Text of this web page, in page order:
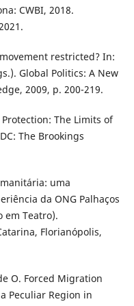
CWBI, 2018.
movement restricted? In:
Global Politics: A New
2009, p. 200-219.
Protection: The Limits of
The Brookings
uma
da ONG Palhaços
em Teatro).
Florianópolis,
O. Forced Migration
Peculiar Region in